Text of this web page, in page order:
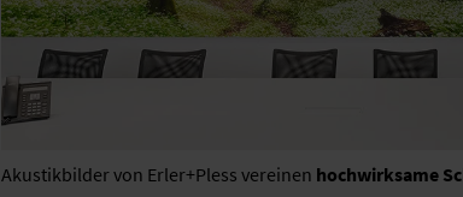
Akustikbilder von Erler+Pless vereinen hochwirksame